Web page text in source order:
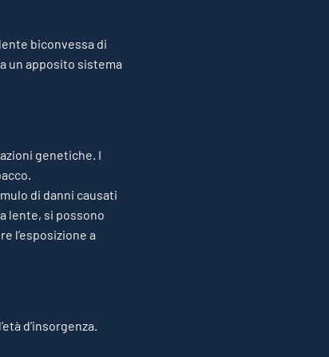
biconvessa di
un apposito sistema
genetiche. I
di danni causati
lente, si possono
l’esposizione a
d’insorgenza.